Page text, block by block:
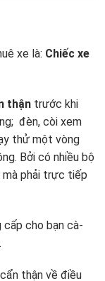
xe là: Chiếc xe
thận trước khi
đèn, còi xem
thử một vòng
Bởi có nhiều bộ
phải trực tiếp
cấp cho bạn cà-
thận về điều